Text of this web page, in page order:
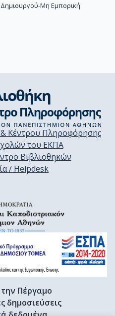
Μη Εμπορική
Κέντρου Πληροφόρησης
του ΕΚΠΑ
Βιβλιοθηκών
/ Helpdesk
Πέργαμο
δημοσιεύσεις